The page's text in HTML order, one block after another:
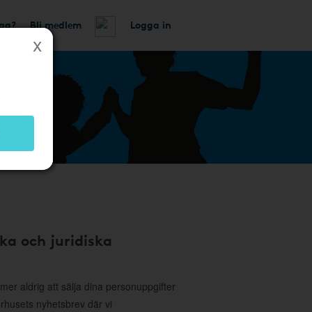
Bli medlem Logga in
och juridiska
aldrig att sälja dina personuppgifter
nyhetsbrev där vi